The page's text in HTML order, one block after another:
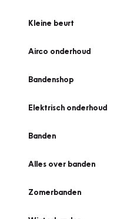
Kleine beurt
Airco onderhoud
Bandenshop
Elektrisch onderhoud
Banden
Alles over banden
Zomerbanden